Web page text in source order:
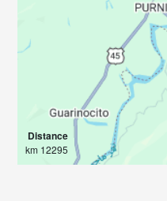
Distance
12295 km